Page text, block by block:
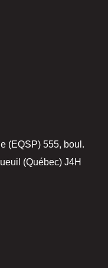
(EQSP) 555, boul.
(Québec) J4H